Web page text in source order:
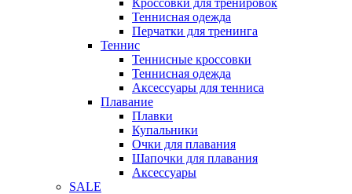
Теннисная одежда
Перчатки для тренинга
Теннис
Теннисные кроссовки
Теннисная одежда
Аксессуары для тенниса
Плавание
Плавки
Купальники
Очки для плавания
Шапочки для плавания
Аксессуары
SALE